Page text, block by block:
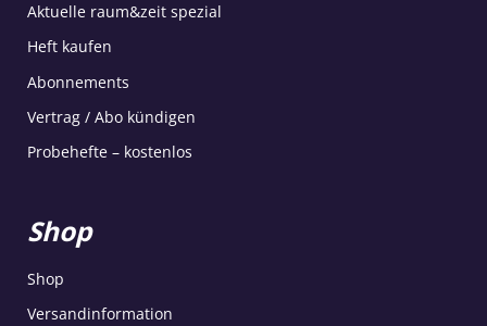
Aktuelle raum&zeit spezial
Heft kaufen
Abonnements
Vertrag / Abo kündigen
Probehefte – kostenlos
Shop
Shop
Versandinformation